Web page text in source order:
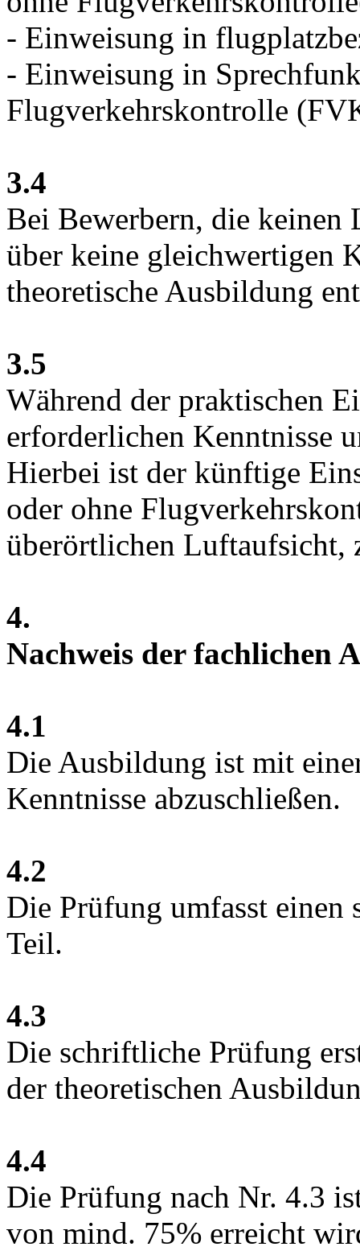
- Einweisung in
- Einweisung in
Flugverkehrskontrolle
3.4
Bei Bewerbern, die keinen
über keine gleichwertigen
theoretische Ausbildung
3.5
Während der praktischen
erforderlichen Kenntnisse
Hierbei ist der künftige
oder ohne
überörtlichen Luftaufsicht,
4.
Nachweis der fachlichen
4.1
Die Ausbildung ist mit
Kenntnisse abzuschließen.
4.2
Die Prüfung umfasst
Teil.
4.3
Die schriftliche Prüfung
der theoretischen
4.4
Die Prüfung nach Nr. 4.3
von mind. 75% erreicht